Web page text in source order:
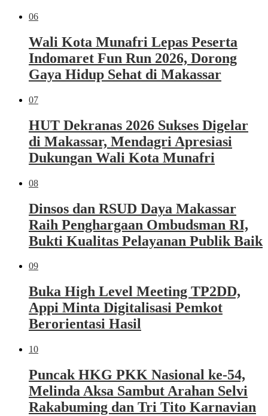
06
Wali Kota Munafri Lepas Peserta
Indomaret Fun Run 2026, Dorong
Gaya Hidup Sehat di Makassar
07
HUT Dekranas 2026 Sukses Digelar
di Makassar, Mendagri Apresiasi
Dukungan Wali Kota Munafri
08
Dinsos dan RSUD Daya Makassar
Raih Penghargaan Ombudsman RI,
Bukti Kualitas Pelayanan Publik Baik
09
Buka High Level Meeting TP2DD,
Appi Minta Digitalisasi Pemkot
Berorientasi Hasil
10
Puncak HKG PKK Nasional ke-54,
Melinda Aksa Sambut Arahan Selvi
Rakabuming dan Tri Tito Karnavian